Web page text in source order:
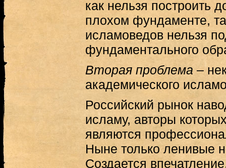
как нельзя построить
плохом фундаменте,
исламоведов нельзя
фундаментального
Вторая проблема –
академического
Российский рынок
исламу, авторы
являются
Ныне только ленивые
Создается